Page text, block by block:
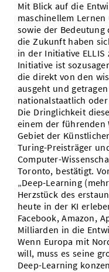
Mit Blick auf die
maschinellem
sowie der Bedeutung
die Zukunft haben
in der Initiative ELLIS
Initiative ist
die direkt von den
ausgeht und
nationalstaatlich
Die Dringlichkeit
einem der führenden
Gebiet der
Turing-Preisträger
Computer-
Toronto, bestätigt.
„Deep-Learning
Herzstück des
heute in der KI
Facebook, Amazon,
Milliarden in die
Wenn Europa mit
will, muss es seine
Deep-Learning